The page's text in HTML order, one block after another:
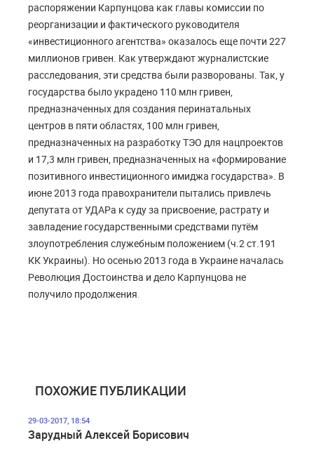
распоряжении Карпунцова как главы комиссии по
реорганизации и фактического руководителя
«инвестиционного агентства» оказалось еще почти 227
миллионов гривен. Как утверждают журналистские
расследования, эти средства были разворованы. Так, у
государства было украдено 110 млн гривен,
предназначенных для создания перинатальных
центров в пяти областях, 100 млн гривен,
предназначенных на разработку ТЭО для нацпроектов
и 17,3 млн гривен, предназначенных на «формирование
позитивного инвестиционного имиджа государства». В
июне 2013 года правохранители пытались привлечь
депутата от УДАРа к суду за присвоение, растрату и
завладение государственными средствами путём
злоупотребления служебным положением (ч.2 ст.191
КК Украины). Но осенью 2013 года в Украине началась
Революция Достоинства и дело Карпунцова не
получило продолжения.
ПОХОЖИЕ ПУБЛИКАЦИИ
29-03-2017, 18:54
Зарудный Алексей Борисович